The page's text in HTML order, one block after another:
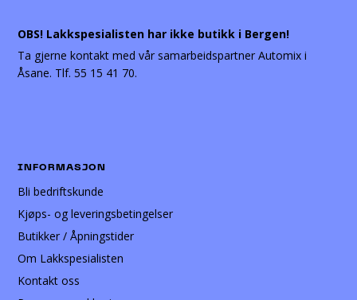
OBS! Lakkspesialisten har ikke butikk i Bergen!
Ta gjerne kontakt med vår samarbeidspartner Automix i
Åsane. Tlf. 55 15 41 70.
INFORMASJON
Bli bedriftskunde
Kjøps- og leveringsbetingelser
Butikker / Åpningstider
Om Lakkspesialisten
Kontakt oss